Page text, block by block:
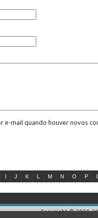
e-mail quando houver novos
I J K L M N O P
Copyright © 2000-